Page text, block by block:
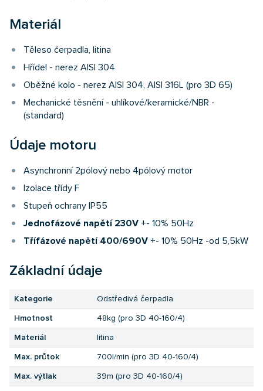
Materiál
Těleso čerpadla, litina
Hřídel - nerez AISI 304
Oběžné kolo - nerez AISI 304, AISI 316L (pro 3D 65)
Mechanické těsnění - uhlíkové/keramické/NBR -
(standard)
Údaje motoru
Asynchronní 2pólový nebo 4pólový motor
Izolace třídy F
Stupeň ochrany IP55
Jednofázové napětí 230V +- 10% 50Hz
Třífázové napětí 400/690V +- 10% 50Hz -od 5,5kW
Základní údaje
Kategorie Odstředivá čerpadla
Hmotnost 48kg (pro 3D 40-160/4)
Materiál litina
Max. průtok 700l/min (pro 3D 40-160/4)
Max. výtlak 39m (pro 3D 40-160/4)